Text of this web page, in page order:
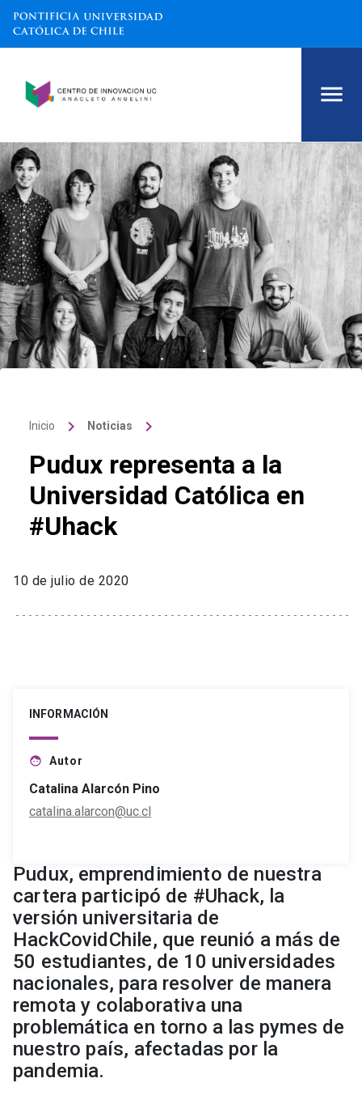
Inicio keyboard_arrow_right Noticias keyboard_arrow_right
Pudux representa a la
Universidad Católica en
#Uhack
10 de julio de 2020
INFORMACIÓN
face Autor
Catalina Alarcón Pino
catalina.alarcon@uc.cl
Pudux, emprendimiento de nuestra
cartera participó de #Uhack, la
versión universitaria de
HackCovidChile, que reunió a más de
50 estudiantes, de 10 universidades
nacionales, para resolver de manera
remota y colaborativa una
problemática en torno a las pymes de
nuestro país, afectadas por la
pandemia.